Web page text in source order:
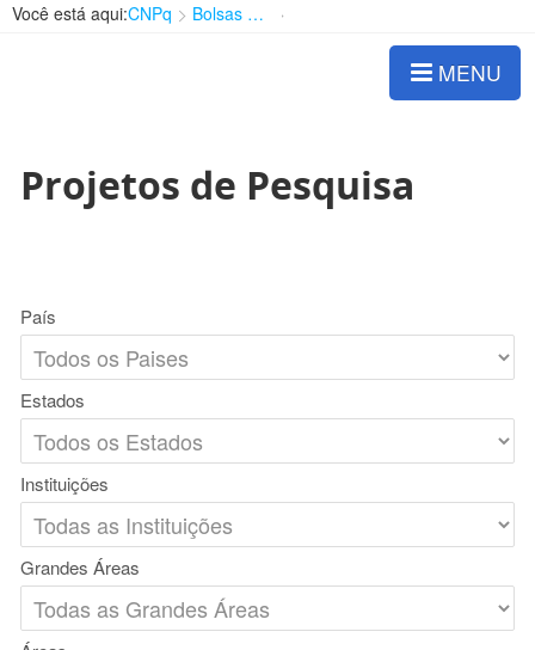
Você está aqui:CNPq Bolsas e Auxílios Vigentes
MENU
Projetos de Pesquisa
País
Estados
Instituições
Grandes Áreas